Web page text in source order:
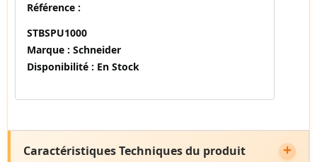
Référence :
STBSPU1000
Marque : Schneider
Disponibilité : En Stock
Caractéristiques Techniques du produit